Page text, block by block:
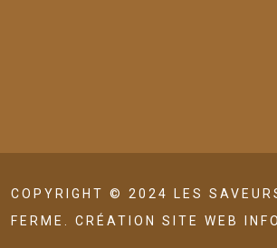
COPYRIGHT © 2024 LES
FERME. CRÉATION SITE WEB